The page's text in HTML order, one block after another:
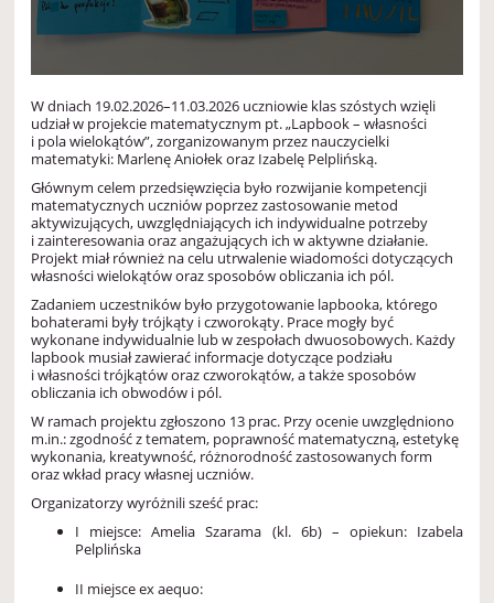
W dniach 19.02.2026–11.03.2026 uczniowie klas szóstych wzięli
udział w projekcie matematycznym pt. „Lapbook – własności
i pola wielokątów”, zorganizowanym przez nauczycielki
matematyki: Marlenę Aniołek oraz Izabelę Pelplińską.
Głównym celem przedsięwzięcia było rozwijanie kompetencji
matematycznych uczniów poprzez zastosowanie metod
aktywizujących, uwzględniających ich indywidualne potrzeby
i zainteresowania oraz angażujących ich w aktywne działanie.
Projekt miał również na celu utrwalenie wiadomości dotyczących
własności wielokątów oraz sposobów obliczania ich pól.
Zadaniem uczestników było przygotowanie lapbooka, którego
bohaterami były trójkąty i czworokąty. Prace mogły być
wykonane indywidualnie lub w zespołach dwuosobowych. Każdy
lapbook musiał zawierać informacje dotyczące podziału
i własności trójkątów oraz czworokątów, a także sposobów
obliczania ich obwodów i pól.
W ramach projektu zgłoszono 13 prac. Przy ocenie uwzględniono
m.in.: zgodność z tematem, poprawność matematyczną, estetykę
wykonania, kreatywność, różnorodność zastosowanych form
oraz wkład pracy własnej uczniów.
Organizatorzy wyróżnili sześć prac:
I miejsce: Amelia Szarama (kl. 6b) – opiekun: Izabela
Pelplińska
II miejsce ex aequo: